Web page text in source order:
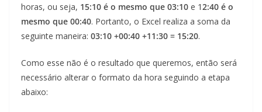
horas, ou seja, 15:10 é o mesmo que 03:10 e 12:40 é o
mesmo que 00:40. Portanto, o Excel realiza a soma da
seguinte maneira: 03:10 +00:40 +11:30 = 15:20.
Como esse não é o resultado que queremos, então será
necessário alterar o formato da hora seguindo a etapa
abaixo: